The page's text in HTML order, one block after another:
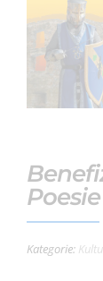
Kategorie: